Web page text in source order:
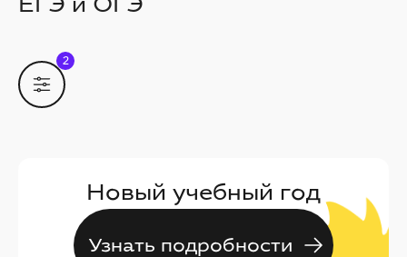
2
Новый учебный год
Узнать подробности